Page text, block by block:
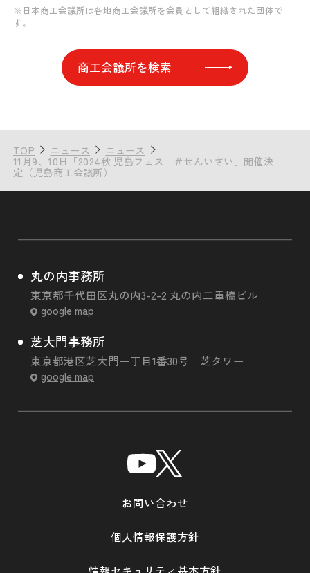
※日本商工会議所は各地商工会議所を会員として組織された団体で
す。
商工会議所を検索
TOP ニュース ニュース
11月9、10日「2024秋 児島フェス ＃せんいさい」開催決
定（児島商工会議所）
丸の内事務所
東京都千代田区丸の内3-2-2 丸の内二重橋ビル
google map
芝大門事務所
東京都港区芝大門一丁目1番30号 芝タワー
google map
お問い合わせ
個人情報保護方針